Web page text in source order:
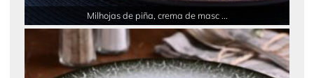
Milhojas de piña, crema de masc ...